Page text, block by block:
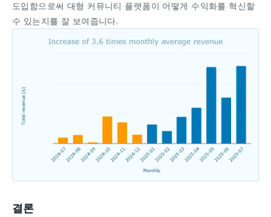
도입함으로써 대형 커뮤니티 플랫폼이 어떻게 수익화를 혁신할
수 있는지를 잘 보여줍니다.
결론